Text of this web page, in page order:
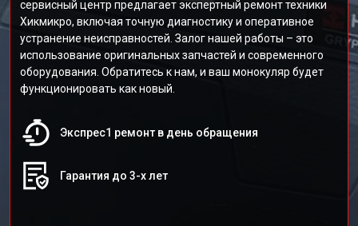
сервисный центр предлагает экспертный ремонт техники
Хикмикро, включая точную диагностику и оперативное
устранение неисправностей. Залог нашей работы – это
использование оригинальных запчастей и современного
оборудования. Обратитесь к нам, и ваш монокуляр будет
функционировать как новый.
Экспрес1 ремонт в день обращения
Гарантия до 3-х лет